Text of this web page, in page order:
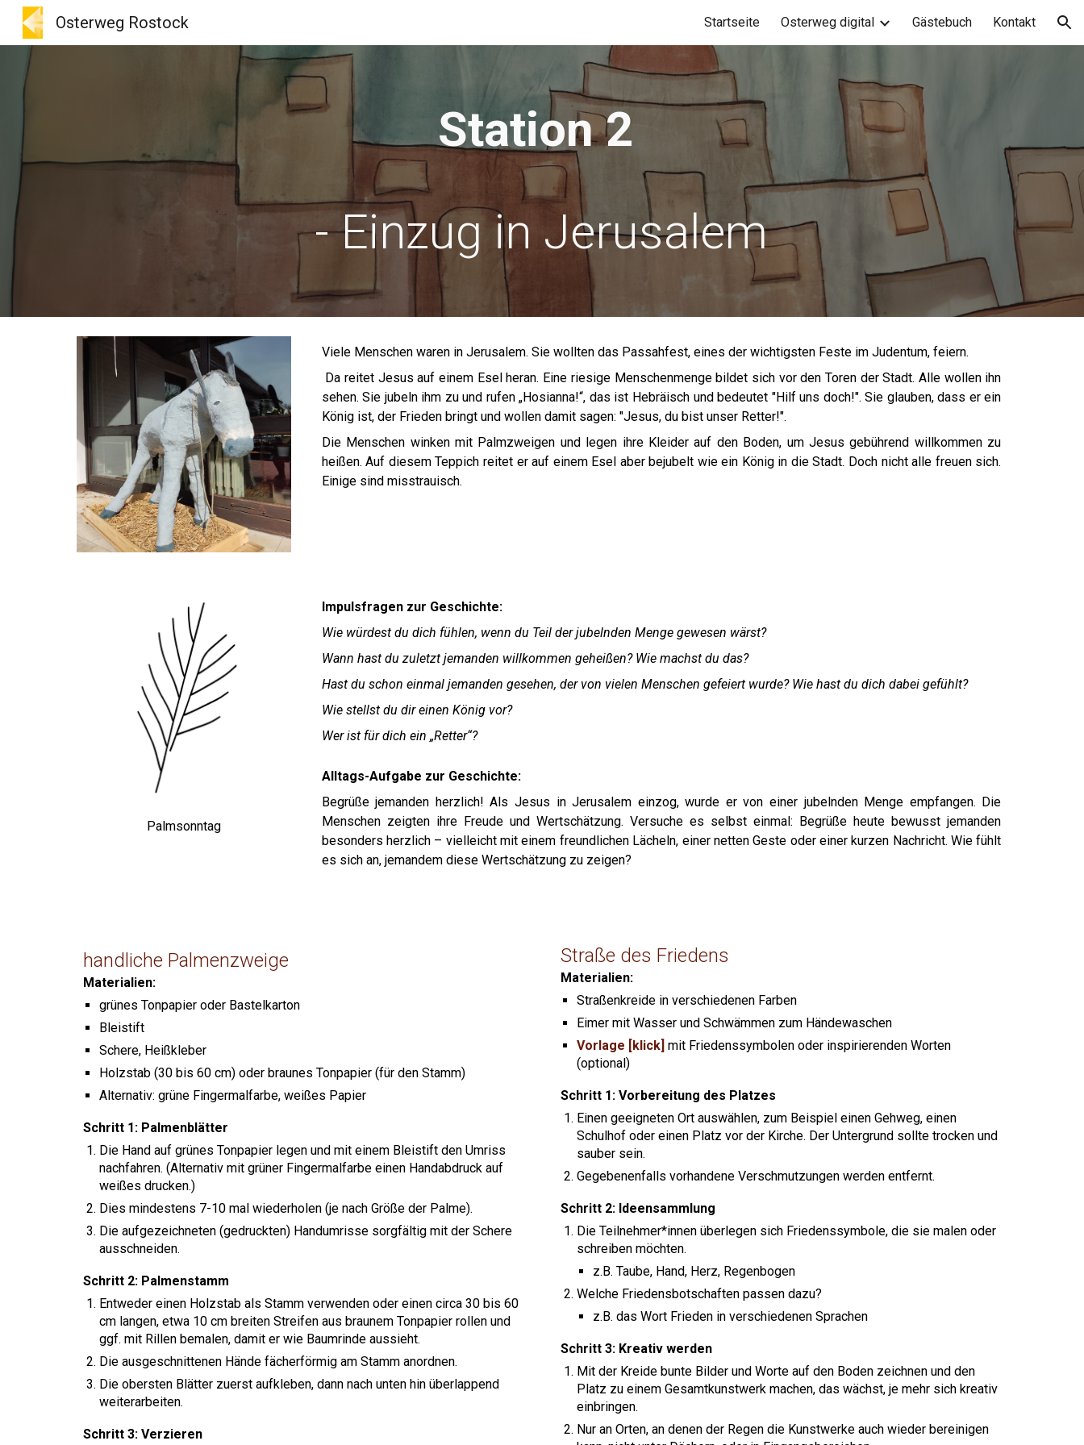
Skip to navigation
Osterweg Rostock Startseite Osterweg digital Gästebuch Kontakt
Station 2
- Einzug in Jerusalem
Viele Menschen waren in Jerusalem. Sie wollten das Passahfest, eines der wichtigsten Feste im Judentum, feiern.
Da reitet Jesus auf einem Esel heran. Eine riesige Menschenmenge bildet sich vor den Toren der Stadt. Alle wollen ihn
sehen. Sie jubeln ihm zu und rufen „Hosianna!“, das ist Hebräisch und bedeutet "Hilf uns doch!". Sie glauben, dass er ein
König ist, der Frieden bringt und wollen damit sagen: "Jesus, du bist unser Retter!".
Die Menschen winken mit Palmzweigen und legen ihre Kleider auf den Boden, um Jesus gebührend willkommen zu
heißen. Auf diesem Teppich reitet er auf einem Esel aber bejubelt wie ein König in die Stadt. Doch nicht alle freuen sich.
Einige sind misstrauisch.
Palmsonntag
Impulsfragen zur Geschichte:
Wie würdest du dich fühlen, wenn du Teil der jubelnden Menge gewesen wärst?
Wann hast du zuletzt jemanden willkommen geheißen? Wie machst du das?
Hast du schon einmal jemanden gesehen, der von vielen Menschen gefeiert wurde? Wie hast du dich dabei gefühlt?
Wie stellst du dir einen König vor?
Wer ist für dich ein „Retter“?
Alltags-Aufgabe zur Geschichte:
Begrüße jemanden herzlich! Als Jesus in Jerusalem einzog, wurde er von einer jubelnden Menge empfangen. Die
Menschen zeigten ihre Freude und Wertschätzung. Versuche es selbst einmal: Begrüße heute bewusst jemanden
besonders herzlich – vielleicht mit einem freundlichen Lächeln, einer netten Geste oder einer kurzen Nachricht. Wie fühlt
es sich an, jemandem diese Wertschätzung zu zeigen?
handliche Palmenzweige
Materialien:
grünes Tonpapier oder Bastelkarton
Bleistift
Schere, Heißkleber
Holzstab (30 bis 60 cm) oder braunes Tonpapier (für den Stamm)
Alternativ: grüne Fingermalfarbe, weißes Papier
Schritt 1: Palmenblätter
Die Hand auf grünes Tonpapier legen und mit einem Bleistift den Umriss
nachfahren. (Alternativ mit grüner Fingermalfarbe einen Handabdruck auf
weißes drucken.)
Dies mindestens 7-10 mal wiederholen (je nach Größe der Palme).
Die aufgezeichneten (gedruckten) Handumrisse sorgfältig mit der Schere
ausschneiden.
Schritt 2: Palmenstamm
Entweder einen Holzstab als Stamm verwenden oder einen circa 30 bis 60
cm langen, etwa 10 cm breiten Streifen aus braunem Tonpapier rollen und
ggf. mit Rillen bemalen, damit er wie Baumrinde aussieht.
Die ausgeschnittenen Hände fächerförmig am Stamm anordnen.
Die obersten Blätter zuerst aufkleben, dann nach unten hin überlappend
weiterarbeiten.
Schritt 3: Verzieren
Straße des Friedens
Materialien:
Straßenkreide in verschiedenen Farben
Eimer mit Wasser und Schwämmen zum Händewaschen
Vorlage [klick] mit Friedenssymbolen oder inspirierenden Worten
(optional)
Schritt 1: Vorbereitung des Platzes
Einen geeigneten Ort auswählen, zum Beispiel einen Gehweg, einen
Schulhof oder einen Platz vor der Kirche. Der Untergrund sollte trocken und
sauber sein.
Gegebenenfalls vorhandene Verschmutzungen werden entfernt.
Schritt 2: Ideensammlung
Die Teilnehmer*innen überlegen sich Friedenssymbole, die sie malen oder
schreiben möchten.
z.B. Taube, Hand, Herz, Regenbogen
Welche Friedensbotschaften passen dazu?
z.B. das Wort Frieden in verschiedenen Sprachen
Schritt 3: Kreativ werden
Mit der Kreide bunte Bilder und Worte auf den Boden zeichnen und den
Platz zu einem Gesamtkunstwerk machen, das wächst, je mehr sich kreativ
einbringen.
Nur an Orten, an denen der Regen die Kunstwerke auch wieder bereinigen